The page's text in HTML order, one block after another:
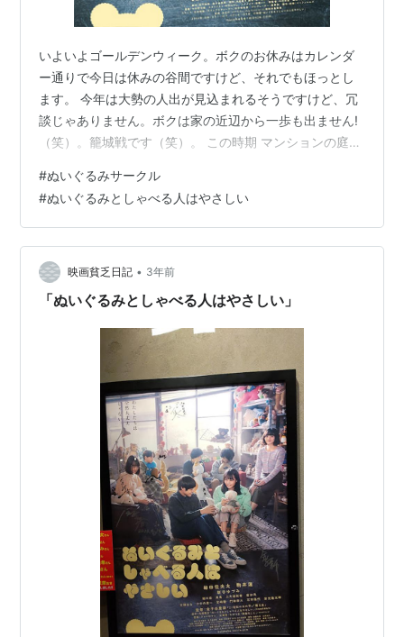
いよいよゴールデンウィーク。ボクのお休みはカレンダ
ー通りで今日は休みの谷間ですけど、それでもほっとし
ます。 今年は大勢の人出が見込まれるそうですけど、冗
談じゃありません。ボクは家の近辺から一歩も出ません!
（笑）。籠城戦です（笑）。 この時期 マンションの庭に
り命の洗濯という感じがします。 ちょうど今朝 出社する
時マンション内の池で鴨？が遊んでいましたが、仕事に
行かなくてもいい彼？が実に羨ましかった。 これは余談
です。昨日 オバマ元大統領のミシェル夫人がスプリング
スティーンのコンサートにバックコーラスで参加。これ
も羨ましい。 ブルース・スプリング…
#ぬいぐるみサークル
#ぬいぐるみとしゃべる人はやさしい
映画貧乏日記 • 3年前
「ぬいぐるみとしゃべる人はやさしい」